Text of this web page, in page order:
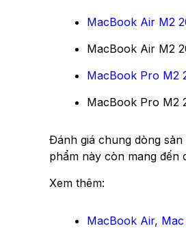
MacBook Air M2
MacBook Air M2
MacBook Pro M2
MacBook Pro M2
Đánh giá chung dòng
phẩm này còn mang đến
Xem thêm:
MacBook Air,